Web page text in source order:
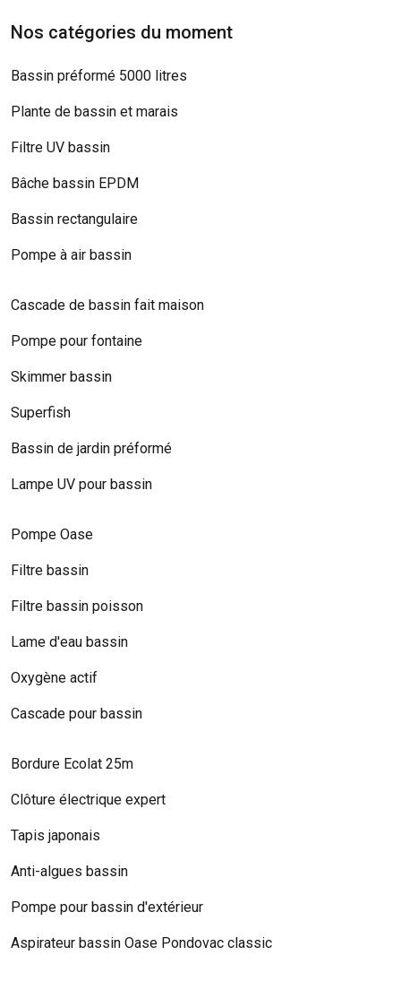
Nos catégories du moment
Bassin préformé 5000 litres
Plante de bassin et marais
Filtre UV bassin
Bâche bassin EPDM
Bassin rectangulaire
Pompe à air bassin
Cascade de bassin fait maison
Pompe pour fontaine
Skimmer bassin
Superfish
Bassin de jardin préformé
Lampe UV pour bassin
Pompe Oase
Filtre bassin
Filtre bassin poisson
Lame d'eau bassin
Oxygène actif
Cascade pour bassin
Bordure Ecolat 25m
Clôture électrique expert
Tapis japonais
Anti-algues bassin
Pompe pour bassin d'extérieur
Aspirateur bassin Oase Pondovac classic